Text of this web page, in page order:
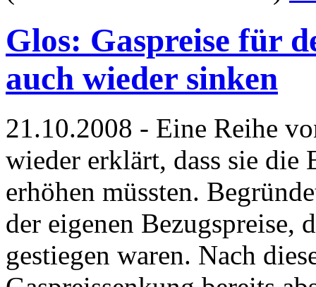
Glos: Gaspreise für
auch wieder sinken
21.10.2008 - Eine Reihe
wieder erklärt, dass sie die
erhöhen müssten.
der eigenen Bezugspreise,
gestiegen waren. Nach